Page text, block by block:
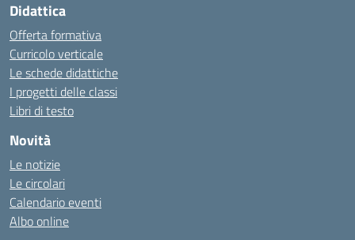
Didattica
Offerta formativa
Curricolo verticale
Le schede didattiche
I progetti delle classi
Libri di testo
Novità
Le notizie
Le circolari
Calendario eventi
Albo online